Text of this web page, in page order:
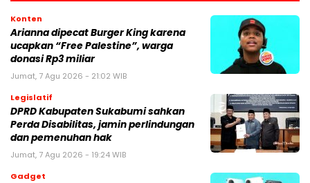
Konten
Arianna dipecat Burger King karena
ucapkan “Free Palestine”, warga
donasi Rp3 miliar
Jumat, 7 Agu 2026 - 21:02 WIB
Legislatif
DPRD Kabupaten Sukabumi sahkan
Perda Disabilitas, jamin perlindungan
dan pemenuhan hak
Jumat, 7 Agu 2026 - 19:24 WIB
Gadget